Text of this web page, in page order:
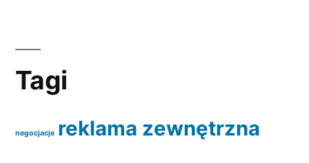
Tagi
negocjacje reklama zewnętrzna